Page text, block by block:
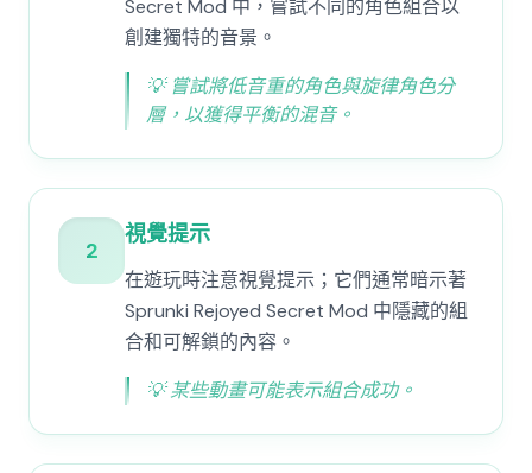
Secret Mod 中，嘗試不同的角色組合以
創建獨特的音景。
💡 嘗試將低音重的角色與旋律角色分
層，以獲得平衡的混音。
2
視覺提示
在遊玩時注意視覺提示；它們通常暗示著
Sprunki Rejoyed Secret Mod 中隱藏的組
合和可解鎖的內容。
💡某些動畫可能表示組合成功。